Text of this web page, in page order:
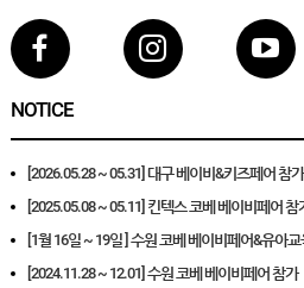
NOTICE
[2026.05.28 ~ 05.31] 대구 베이비&키즈페어 참가
[2025.05.08 ~ 05.11] 킨텍스 코베 베이비페어 참
[1월 16일 ~ 19일 ] 수원 코베 베이비페어&유아
[2024.11.28 ~ 12.01] 수원 코베 베이비페어 참가